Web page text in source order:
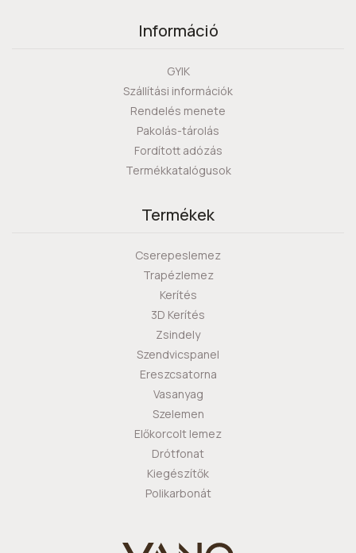
Információ
GYIK
Szállítási információk
Rendelés menete
Pakolás-tárolás
Fordított adózás
Termékkatalógusok
Termékek
Cserepeslemez
Trapézlemez
Kerítés
3D Kerítés
Zsindely
Szendvicspanel
Ereszcsatorna
Vasanyag
Szelemen
Előkorcolt lemez
Drótfonat
Kiegészítők
Polikarbonát